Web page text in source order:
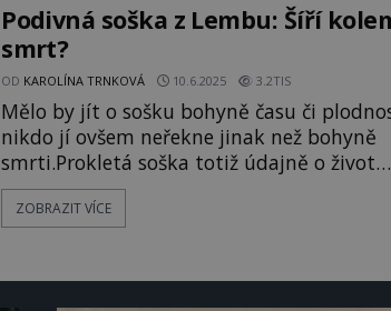
Rozdělený Kypr je vážným politick
Podivná soška z Lembu: Šíří
smrt?
OD KAROLÍNA TRNKOVÁ 10.6.2025 3.2TIS
Mělo by jít o sošku bohyně času či
nikdo jí ovšem neřekne jinak než bohyně
smrti.Prokletá soška totiž údajně o život
připravila hned několik svých majitelů a s
celou jejich rodinu! Leží na pravěkém
objevena v roce 1878 v obci
ZOBRAZIT VÍCE